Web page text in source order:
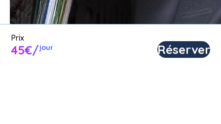
Réserver
Prix
45€/jour